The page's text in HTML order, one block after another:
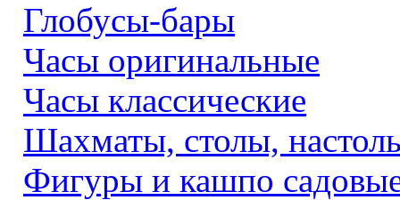
Глобусы-бары
Часы оригинальные
Часы классические
Шахматы, столы,
Фигуры и кашпо